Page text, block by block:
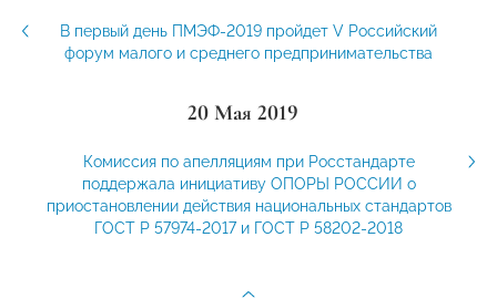
В первый день ПМЭФ-2019 пройдет V Российский
форум малого и среднего предпринимательства
20 Мая 2019
Комиссия по апелляциям при Росстандарте
поддержала инициативу ОПОРЫ РОССИИ о
приостановлении действия национальных стандартов
ГОСТ Р 57974-2017 и ГОСТ Р 58202-2018